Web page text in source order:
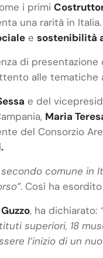
i primi
una rarità in
e sostenibilità
di
alle tematiche
e del
Maria
del Consorzio
comune in
Così ha
Guzzo, ha dichiarato:
superiori, 18
l’inizio di un